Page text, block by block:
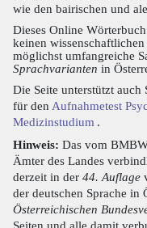
wie den bairischen und
Dieses Online
keinen
möglichst umfangreiche
Sprachvarianten in
Die Seite unterstützt auch
für den Aufnahmetest
Medizinstudium .
Hinweis: Das vom
Ämter des Landes
derzeit in der 44. Auflage
der deutschen Sprache
Österreichischen
Seiten und alle damit